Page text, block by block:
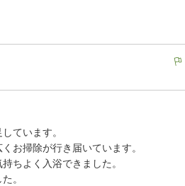
ています。
お掃除が行き届いています。
ちよく入浴できました。
。